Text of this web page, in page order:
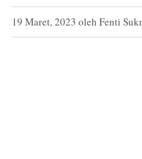
19 Maret, 2023 oleh Fenti